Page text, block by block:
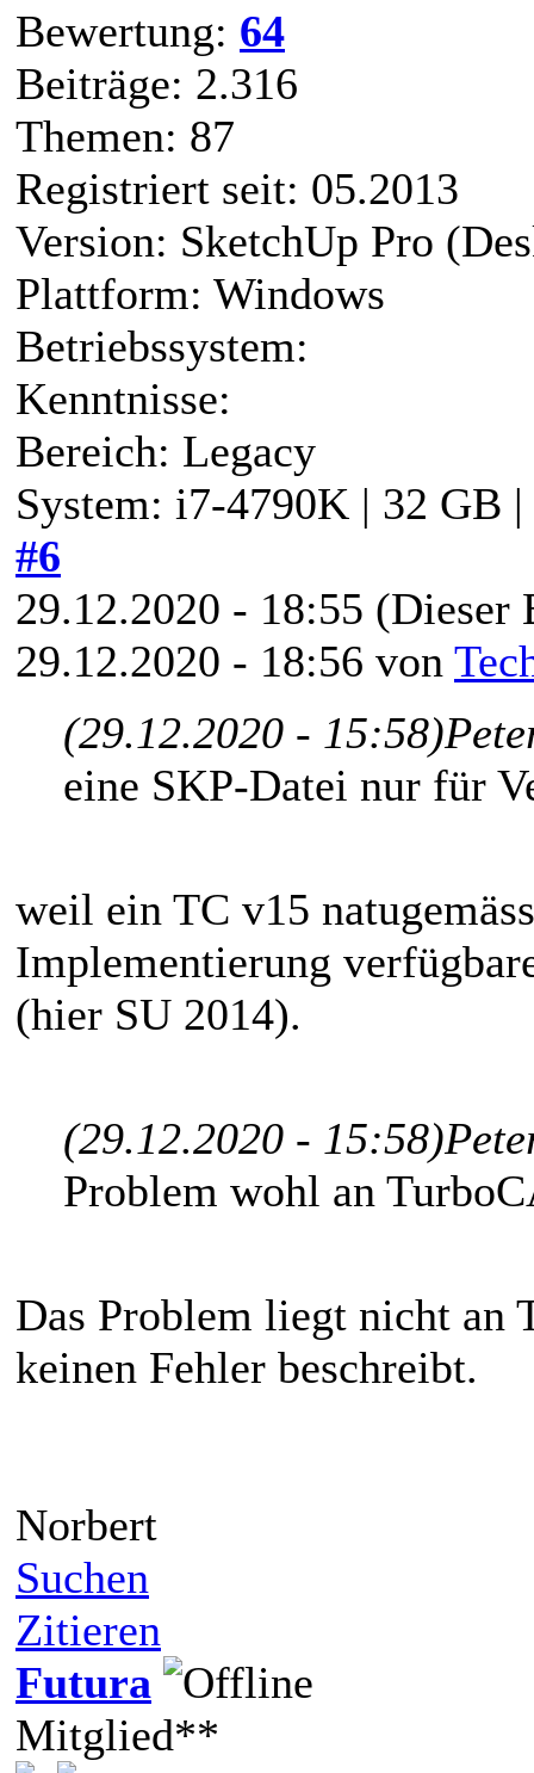
Bewertung: 64
Beiträge: 2.316
Themen: 87
Registriert seit: 05.2013
Version: SketchUp Pro
Plattform: Windows
Betriebssystem:
Kenntnisse:
Bereich: Legacy
System: i7-4790K | 32 GB
#6
29.12.2020 - 18:55 (Dieser
29.12.2020 - 18:56 von
(29.12.2020 - 15:58)
eine SKP-Datei nur für
weil ein TC v15
Implementierung
(hier SU 2014).
(29.12.2020 - 15:58)
Problem wohl an
Das Problem liegt nicht an
keinen Fehler beschreibt.
Norbert
Suchen
Zitieren
Futura
Mitglied**